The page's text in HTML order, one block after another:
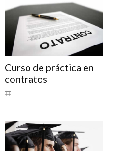
Curso de práctica en
contratos